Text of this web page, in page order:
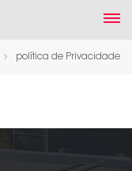
política de Privacidade